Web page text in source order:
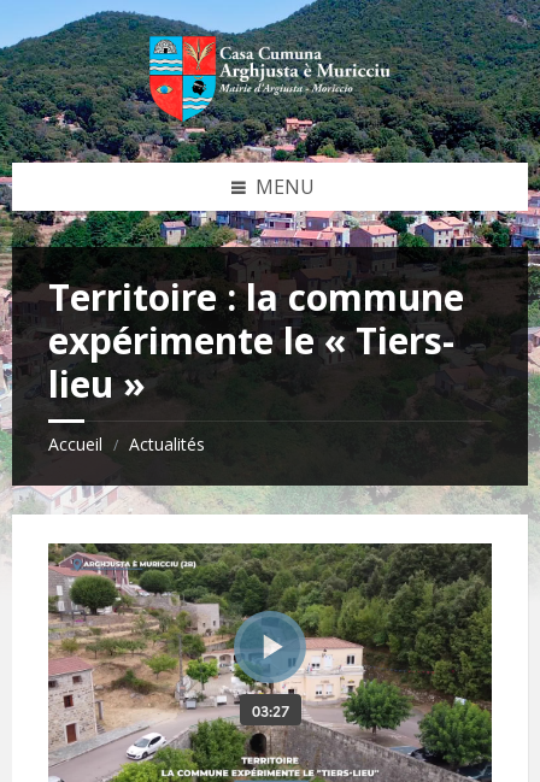
content
left
sidebar
right
sidebar
footer
MENU
Territoire : la commune
expérimente le « Tiers-
lieu »
Accueil / Actualités